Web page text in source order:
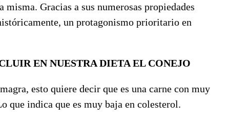
Gracias a sus numerosas propiedades
un protagonismo prioritario en
EN NUESTRA DIETA EL CONEJO
esto quiere decir que es una carne con muy
que indica que es muy baja en colesterol.